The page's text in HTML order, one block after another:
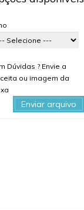
Dúvidas ? Envie a
ou imagem da
Enviar arquivo